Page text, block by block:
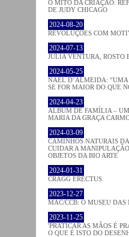
O MITO DA CRIAÇÃO:
DE JUDY CHICAGO
2024-08-20
REVOLUÇÕES COM
2024-07-13
JÚLIA VENTURA, ROSTO
2024-05-25
NAEL D’ALMEIDA: “UMA
SE FOR MAIOR DO QUE
2024-04-23
ÁLBUM DE FAMÍLIA –
MARIA DA GRAÇA
2024-03-09
CAMINHOS NATURAIS
CUIDAR A
OBJETOS DA BIO ARTE
2024-01-31
CRAGG ERECTUS
2023-12-27
MAC/CCB: O MUSEU DAS
2023-11-25
'PRATICAR AS MÃOS É
O QUE É ISTO DO